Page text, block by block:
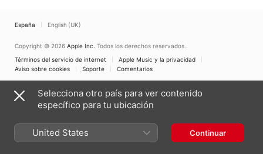
España English (UK)
Copyright © 2026 Apple Inc. Todos los derechos reservados.
Términos del servicio de internet
Apple Music y la privacidad
Aviso sobre cookies
Soporte Comentarios
Selecciona otro país para ver contenido
específico para tu ubicación
United States Continuar